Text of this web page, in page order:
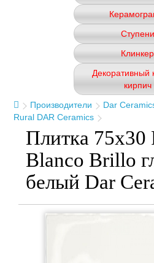
Ступени
Клинкер
Декоративный
кирпич
Производители
Dar
Rural DAR Ceramics
Плитка 75x30
Blanco Brillo
белый Dar